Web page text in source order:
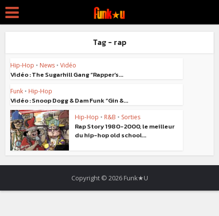
Tag - rap
Hip-Hop • News • Vidéo
Vidéo : The Sugarhill Gang “Rapper’s...
Funk • Hip-Hop
Vidéo : Snoop Dogg & Dam Funk “Gin &...
Hip-Hop • R&B • Sorties
Rap Story 1980-2000, le meilleur
du hip-hop old school...
Copyright © 2026 Funk★U